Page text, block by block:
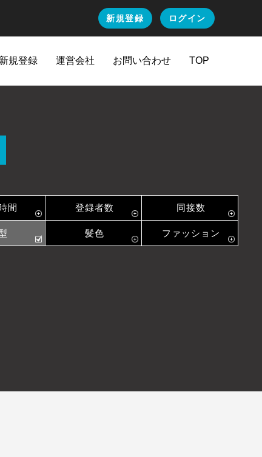
新規登録 ログイン
新規登録 運営会社 お問い合わせ TOP
間 登録者数 同接数
髪色 ファッション